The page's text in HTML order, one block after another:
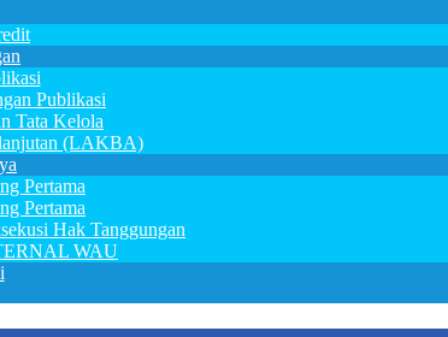
Publikasi
Tata Kelola
(LAKBA)
Pertama
Pertama
Hak Tanggungan
WAU